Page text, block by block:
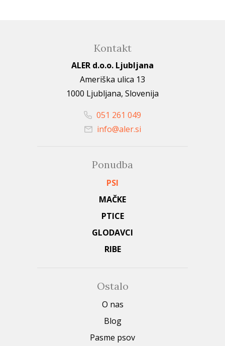
Kontakt
ALER d.o.o. Ljubljana
Ameriška ulica 13
1000 Ljubljana, Slovenija
051 261 049
info@aler.si
Ponudba
PSI
MAČKE
PTICE
GLODAVCI
RIBE
Ostalo
O nas
Blog
Pasme psov